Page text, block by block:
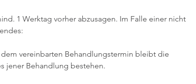
1 Werktag vorher abzusagen. Im Falle einer nicht
vereinbarten Behandlungstermin bleibt die
jener Behandlung bestehen.